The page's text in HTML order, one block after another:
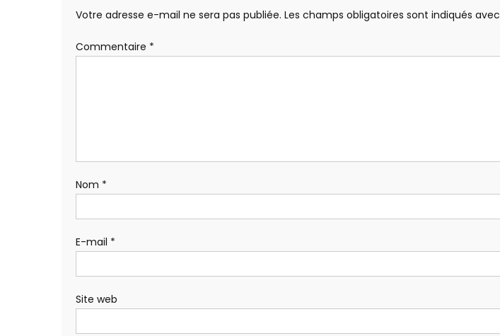
Votre adresse e-mail ne sera pas publiée. Les champs obligatoires sont indiqués avec
Commentaire *
Nom *
E-mail *
Site web